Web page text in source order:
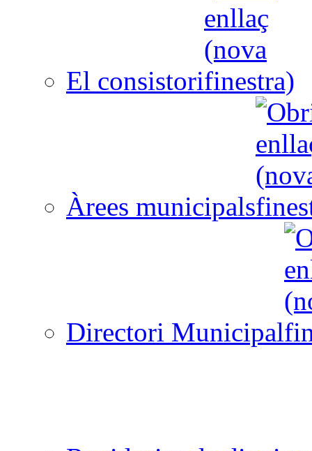
El consistori
Àrees municipals
Directori Municipal